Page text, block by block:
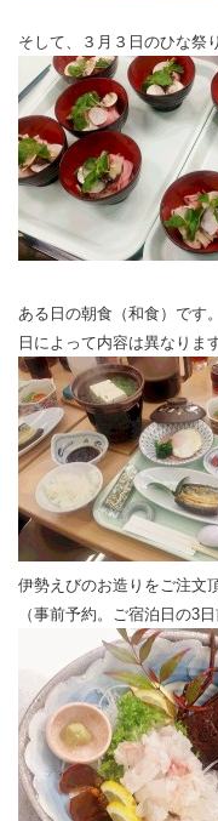
そして、３月３日のひな祭
ある日の朝食（和食）です。
日によって内容は異なりま
伊勢えびのお造りをご注文
（事前予約。ご宿泊日の3日